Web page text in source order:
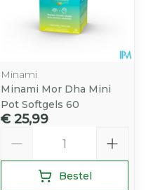
Minami
Minami Mor Dha Mini
Pot Softgels 60
€ 25,99
Bestel